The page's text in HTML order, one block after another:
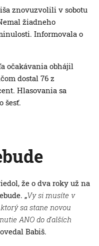
znovuzvolili v sobotu
žiadneho
Informovala o
očakávania obhájil
dostal 76 z
Hlasovania sa
šesť.
že o dva roky už na
„Vy si musíte v
sa stane novou
ANO do ďalších
Babiš.